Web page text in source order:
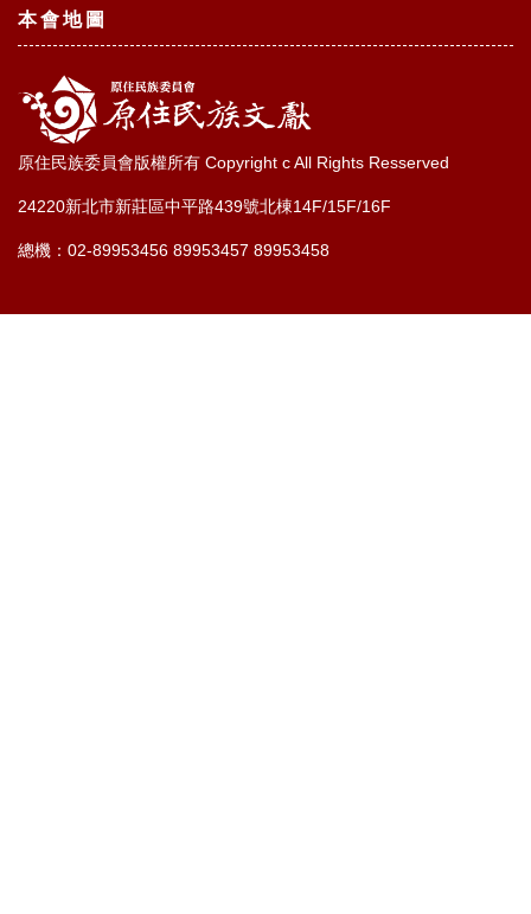
本會地圖
原住民族委員會版權所有 Copyright c All Rights Resserved
24220新北市新莊區中平路439號北棟14F/15F/16F
總機：02-89953456 89953457 89953458